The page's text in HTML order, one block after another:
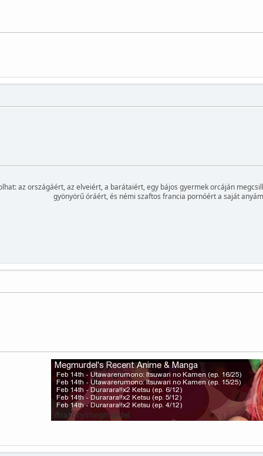
az országáért, az elveiért, a barátaiért, egy bájos gyermek orcáján
gyönyörű óráért, és némi szaftos francia pornóért a saját